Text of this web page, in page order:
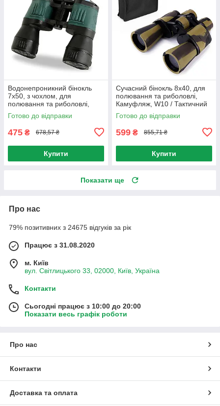
Водонепроникний бінокль
7х50, з чохлом, для
полювання та риболовлі,
750B-4802 / Тактичний
бінокль
Готово до відправки
475 ₴ 678,57 ₴
Купити
Сучасний бінокль 8х40, для
полювання та риболовлі,
Камуфляж, W10 / Тактичний
професійний бінокль
Готово до відправки
599 ₴ 855,71 ₴
Купити
Показати ще
Про нас
79% позитивних з 24675 відгуків за рік
Працює з 31.08.2020
м. Київ
вул. Світлицького 33, 02000, Київ, Україна
Контакти
Сьогодні працює з 10:00 до 20:00
Показати весь графік роботи
Про нас
Контакти
Доставка та оплата